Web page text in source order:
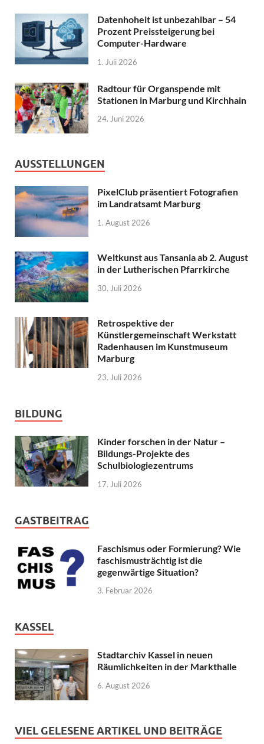
Datenhoheit ist unbezahlbar – 54
Prozent Preissteigerung bei
Computer-Hardware
1. Juli 2026
Radtour für Organspende mit
Stationen in Marburg und Kirchhain
24. Juni 2026
AUSSTELLUNGEN
PixelClub präsentiert Fotografien
im Landratsamt Marburg
1. August 2026
Weltkunst aus Tansania ab 2. August
in der Lutherischen Pfarrkirche
30. Juli 2026
Retrospektive der
Künstlergemeinschaft Werkstatt
Radenhausen im Kunstmuseum
Marburg
23. Juli 2026
BILDUNG
Kinder forschen in der Natur –
Bildungs-Projekte des
Schulbiologiezentrums
17. Juli 2026
GASTBEITRAG
Faschismus oder Formierung? Wie
faschismusträchtig ist die
gegenwärtige Situation?
3. Februar 2026
KASSEL
Stadtarchiv Kassel in neuen
Räumlichkeiten in der Markthalle
6. August 2026
VIEL GELESENE ARTIKEL UND BEITRÄGE